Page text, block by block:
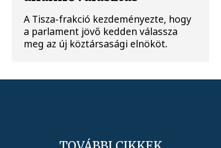
A Tisza-frakció kezdeményezte, hogy
a parlament jövő kedden válassza
meg az új köztársasági elnököt.